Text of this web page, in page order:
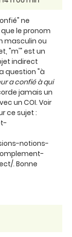
ne
le pronom
masculin ou
"m'" est un
indirect
question "à
a confiéà qui
jamais un
un COI. Voir
ce sujet :
notions-
. Bonne